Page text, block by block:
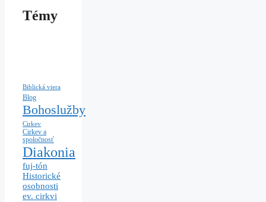
Témy
Biblická viera
Blog
Bohoslužby
Cirkev
Cirkev a
spoločnosť
Diakonia
fuj-tón
Historické
osobnosti
ev. cirkvi